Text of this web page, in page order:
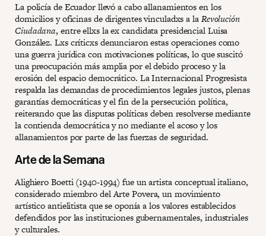
La policía de Ecuador llevó a cabo allanamientos en los
domicilios y oficinas de dirigentes vinculadxs a laRevolución
Ciudadana, entre ellxs la ex candidata presidencial Luisa
González. Lxs críticxs denunciaron estas operaciones como
una guerra jurídica con motivaciones políticas, lo que suscitó
una preocupación más amplia por el debido proceso y la
erosión del espacio democrático. La Internacional Progresista
respalda las demandas de procedimientos legales justos, plenas
garantías democráticas y el fin de la persecución política,
reiterando que las disputas políticas deben resolverse mediante
la contienda democrática y no mediante el acoso y los
allanamientos por parte de las fuerzas de seguridad.
Arte de la Semana
Alighiero Boetti (1940-1994) fue un artista conceptual italiano,
considerado miembro del Arte Povera, un movimiento
artístico antielitista que se oponía a los valores establecidos
defendidos por las instituciones gubernamentales, industriales
y culturales.